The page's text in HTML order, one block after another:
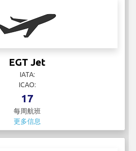
EGT Jet
IATA:
ICAO:
17
每周航班
更多信息